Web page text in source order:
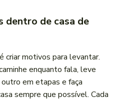
dentro de casa de
criar motivos para levantar.
enquanto fala, leve
em etapas e faça
sempre que possível. Cada